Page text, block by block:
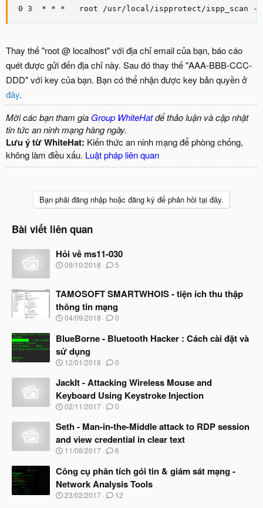
0 3  * * *   root /usr/local/ispprotect/ispp_scan --
Thay thế "root @ localhost" với địa chỉ email của bạn, báo cáo
quét được gửi đến địa chỉ này. Sau đó thay thế "AAA-BBB-CCC-
DDD" với key của bạn. Bạn có thể nhận được key bản quyền ở
đây.
Mời các bạn tham gia Group WhiteHatđể thảo luận và cập nhật
tin tức an ninh mạng hàng ngày.
Lưu ý từ WhiteHat: Kiến thức an ninh mạng để phòng chống,
không làm điều xấu. Luật pháp liên quan
Bạn phải đăng nhập hoặc đăng ký để phản hồi tại đây.
Bài viết liên quan
Hỏi về ms11-030
N
y
b
ắ
t
ầ
u
09/10/2018 5
TAMOSOFT SMARTWHOIS - tiện ích thu thập
thông tin mạng
N
à
y
b
ắ
đ
ầ
u
04/09/2018 0
BlueBorne - Bluetooth Hacker : Cách cài đặt và
sử dụng
N
à
b
ắ
đ
ầ
u
12/01/2018 0
JackIt - Attacking Wireless Mouse and
Keyboard Using Keystroke Injection
N
à
b
ắ
đ
ầ
u
02/11/2017 0
Seth - Man-in-the-Middle attack to RDP session
and view credential in clear text
N
à
y
b
ắ
11/08/2017 6
Công cụ phân tích gói tin & giám sát mạng -
Network Analysis Tools
N
23/02/2017 12